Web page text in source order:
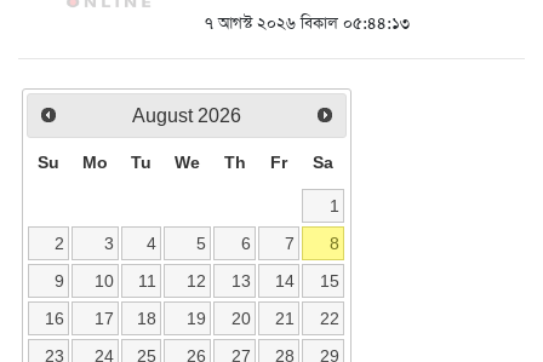
৭ আগস্ট ২০২৬ বিকাল ০৫:৪৪:১৩
August 2026
Su Mo Tu We Th Fr Sa
1
2
3 4 5 6 7
8
9
10 11 12 13 14
15
16
17 18 19 20 21
22
23
24 25 26 27 28
29